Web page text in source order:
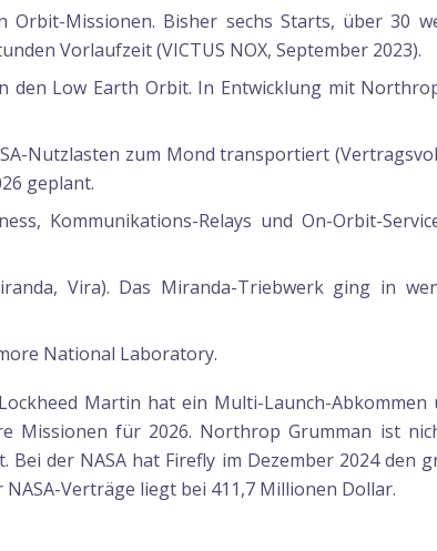
Orbit-Missionen. Bisher sechs Starts, über 30
Vorlaufzeit (VICTUS NOX, September 2023).
den Low Earth Orbit. In Entwicklung mit
Nutzlasten zum Mond transportiert
geplant.
Kommunikations-Relays und On-Orbit-
Vira). Das Miranda-Triebwerk ging in
National Laboratory.
Martin hat ein Multi-Launch-Abkommen
Missionen für 2026. Northrop Grumman ist
der NASA hat Firefly im Dezember 2024 den
Verträge liegt bei 411,7 Millionen Dollar.